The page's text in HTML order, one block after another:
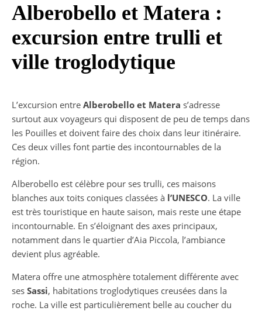
Alberobello et Matera :
excursion entre trulli et
ville troglodytique
L’excursion entre Alberobello et Matera s’adresse
surtout aux voyageurs qui disposent de peu de temps dans
les Pouilles et doivent faire des choix dans leur itinéraire.
Ces deux villes font partie des incontournables de la
région.
Alberobello est célèbre pour ses trulli, ces maisons
blanches aux toits coniques classées à l’UNESCO. La ville
est très touristique en haute saison, mais reste une étape
incontournable. En s’éloignant des axes principaux,
notamment dans le quartier d’Aia Piccola, l’ambiance
devient plus agréable.
Matera offre une atmosphère totalement différente avec
ses Sassi, habitations troglodytiques creusées dans la
roche. La ville est particulièrement belle au coucher du